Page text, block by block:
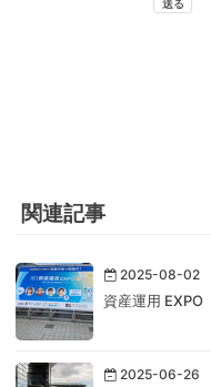
関連記事
2025-08-02
資産運用 EXPO
2025-06-26